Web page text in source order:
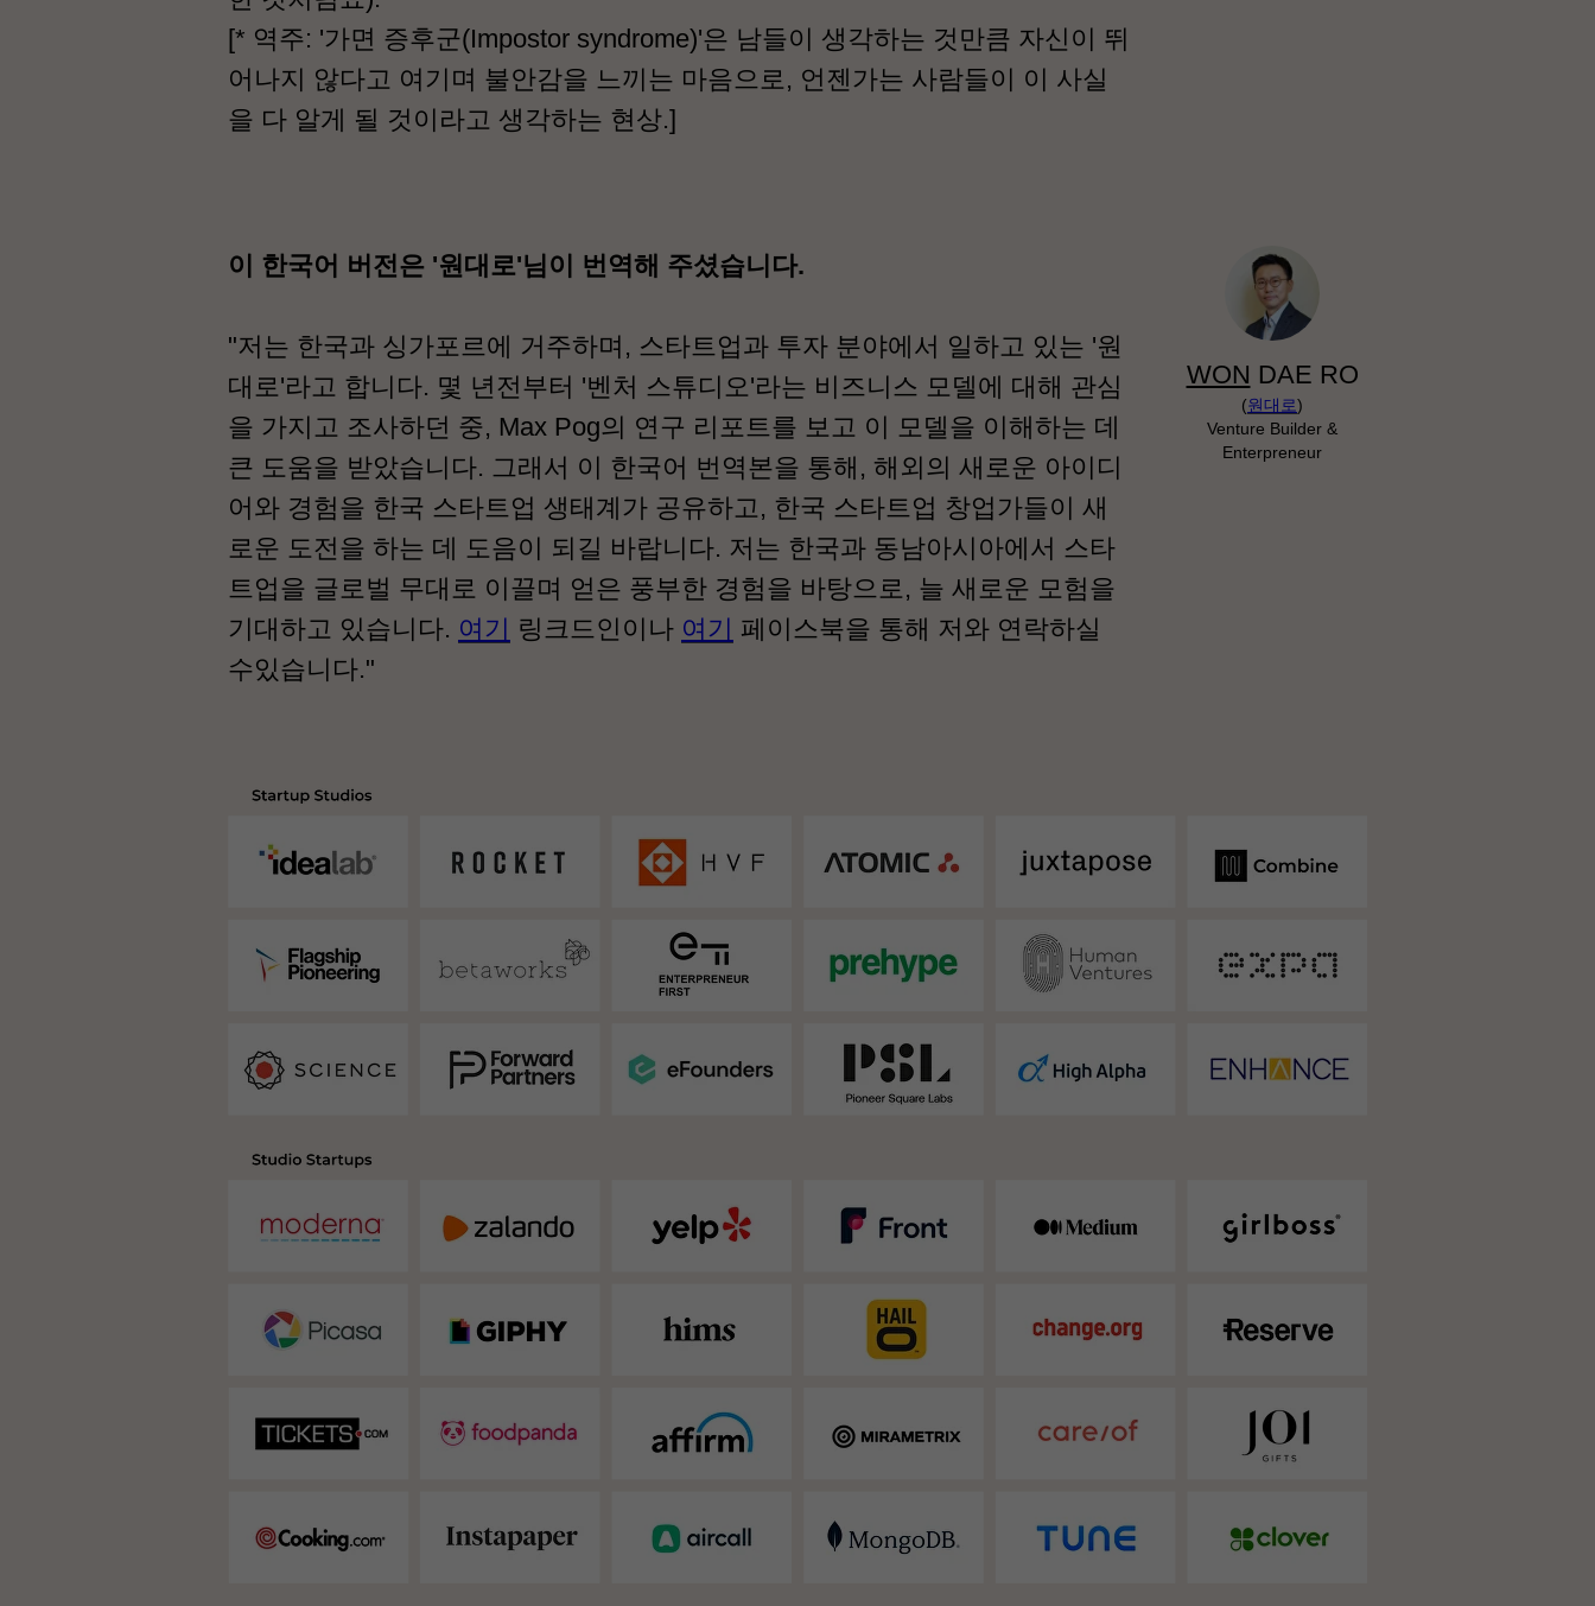
[* 역주: '가면 증후군(Impostor syndrome)'은 남들이 생각하는 것만큼 자신이 뛰
어나지 않다고 여기며 불안감을 느끼는 마음으로, 언젠가는 사람들이 이 사실
을 다 알게 될 것이라고 생각하는 현상.]
이 한국어 버전은 '원대로'님이 번역해 주셨습니다.
"저는 한국과 싱가포르에 거주하며, 스타트업과 투자 분야에서 일하고 있는 '원
대로'라고 합니다. 몇 년전부터 '벤처 스튜디오'라는 비즈니스 모델에 대해 관심
을 가지고 조사하던 중, Max Pog의 연구 리포트를 보고 이 모델을 이해하는 데
큰 도움을 받았습니다. 그래서 이 한국어 번역본을 통해, 해외의 새로운 아이디
어와 경험을 한국 스타트업 생태계가 공유하고, 한국 스타트업 창업가들이 새
로운 도전을 하는 데 도음이 되길 바랍니다. 저는 한국과 동남아시아에서 스타
트업을 글로벌 무대로 이끌며 얻은 풍부한 경험을 바탕으로, 늘 새로운 모험을
기대하고 있습니다. 여기 링크드인이나 여기 페이스북을 통해 저와 연락하실
수있습니다."
WON DAE RO
(원대로)
Venture Builder &
Enterpreneur